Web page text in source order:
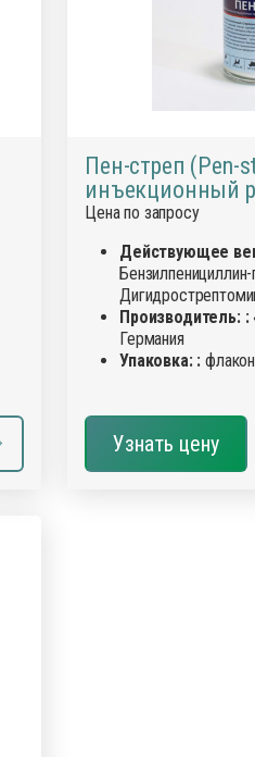
Пен-стреп (Pen-
инъекционный
Цена по запросу
Действующее
Бензилпенициллин-
Производитель: :
Германия
Упаковка: :
Узнать цену